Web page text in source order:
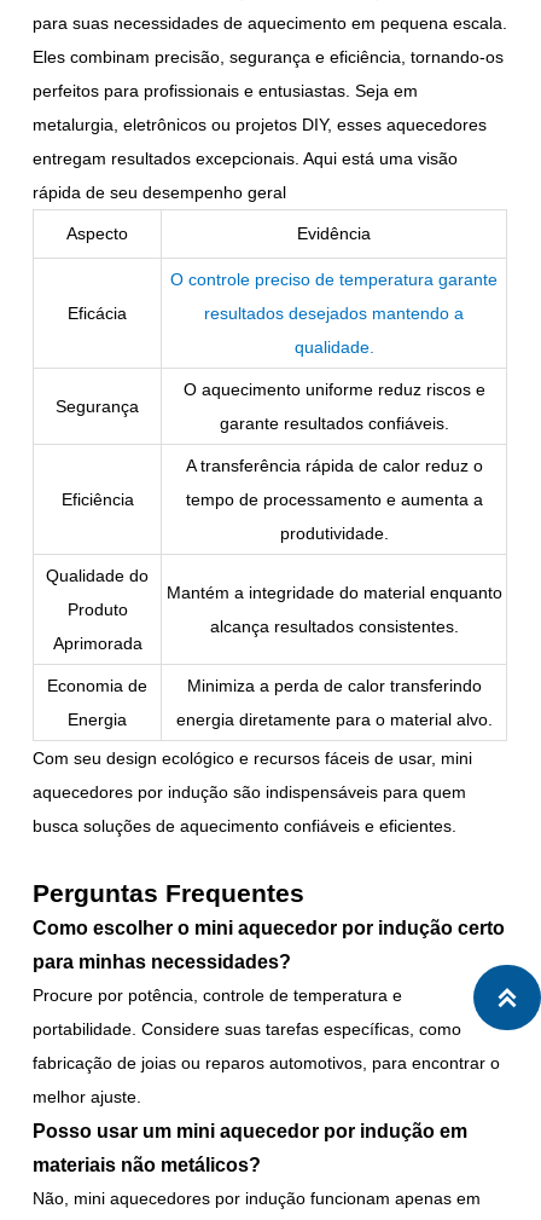
para suas necessidades de aquecimento em pequena escala.
Eles combinam precisão, segurança e eficiência, tornando-os
perfeitos para profissionais e entusiastas. Seja em
metalurgia, eletrônicos ou projetos DIY, esses aquecedores
entregam resultados excepcionais. Aqui está uma visão
rápida de seu desempenho geral
Aspecto Evidência
Eficácia
O controle preciso de temperatura garante
resultados desejados mantendo a
qualidade.
Segurança
O aquecimento uniforme reduz riscos e
garante resultados confiáveis.
Eficiência
A transferência rápida de calor reduz o
tempo de processamento e aumenta a
produtividade.
Qualidade do
Produto
Aprimorada
Mantém a integridade do material enquanto
alcança resultados consistentes.
Economia de
Energia
Minimiza a perda de calor transferindo
energia diretamente para o material alvo.
Com seu design ecológico e recursos fáceis de usar, mini
aquecedores por indução são indispensáveis para quem
busca soluções de aquecimento confiáveis e eficientes.
Perguntas Frequentes
Como escolher o mini aquecedor por indução certo
para minhas necessidades?
Procure por potência, controle de temperatura e
portabilidade. Considere suas tarefas específicas, como
fabricação de joias ou reparos automotivos, para encontrar o
melhor ajuste.
Posso usar um mini aquecedor por indução em
materiais não metálicos?
Não, mini aquecedores por indução funcionam apenas em
